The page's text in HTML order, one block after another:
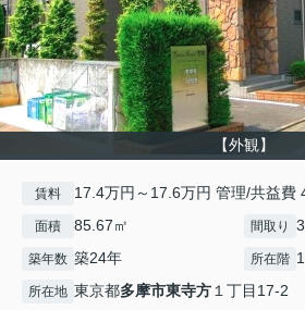
【外観】
賃料 17.4万円～17.6万円 管理/共益費
面積 85.67㎡ 間取り
築年数 築24年 所在階
所在地 東京都多摩市東寺方１丁目17-2